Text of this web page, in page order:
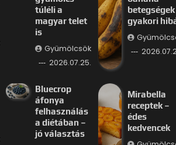
túléli a
magyar telet
is
Gyümölcsök
2026.07.25.
betegségek
gyakori
Bluecrop
áfonya
felhasználás
a diétában –
jó választás
Mirabella
receptek –
édes
kedvencek